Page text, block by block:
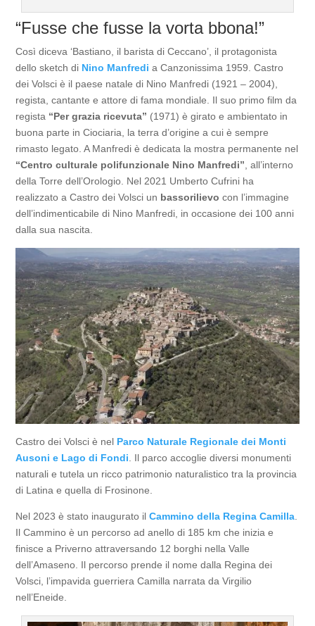
“Fusse che fusse la vorta bbona!”
Così diceva ‘Bastiano, il barista di Ceccano’, il protagonista
dello sketch di Nino Manfredi a Canzonissima 1959. Castro
dei Volsci è il paese natale di Nino Manfredi (1921 – 2004),
regista, cantante e attore di fama mondiale. Il suo primo film da
regista “Per grazia ricevuta” (1971) è girato e ambientato in
buona parte in Ciociaria, la terra d’origine a cui è sempre
rimasto legato. A Manfredi è dedicata la mostra permanente nel
“Centro culturale polifunzionale Nino Manfredi” , all’interno
della Torre dell’Orologio. Nel 2021 Umberto Cufrini ha
realizzato a Castro dei Volsci un bassorilievo con l’immagine
dell’indimenticabile di Nino Manfredi, in occasione dei 100 anni
dalla sua nascita.
Castro dei Volsci è nel Parco Naturale Regionale dei Monti
Ausoni e Lago di Fondi . Il parco accoglie diversi monumenti
naturali e tutela un ricco patrimonio naturalistico tra la provincia
di Latina e quella di Frosinone.
Nel 2023 è stato inaugurato ilCammino della Regina Camilla
Il Cammino è un percorso ad anello di 185 km che inizia e
finisce a Priverno attraversando 12 borghi nella Valle
dell’Amaseno. Il percorso prende il nome dalla Regina dei
Volsci, l’impavida guerriera Camilla narrata da Virgilio
nell’Eneide.